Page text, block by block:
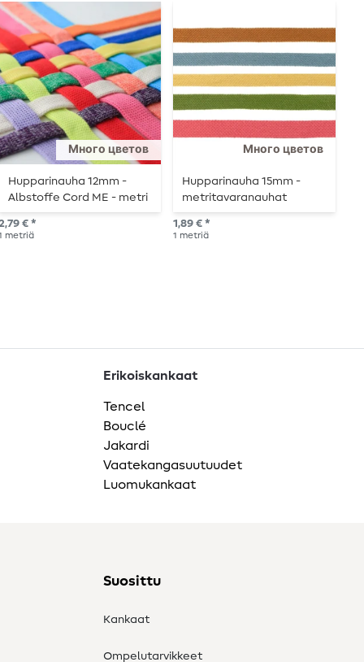
Много цветов
Hupparinauha 12mm -
Albstoffe Cord ME - metri
kerrallaan
€ *
metriä
Много цветов
Hupparinauha 15mm -
metritavaranauhat
1,89 € *
1 metriä
Erikoiskankaat
Tencel
Bouclé
Jakardi
Vaatekangasuutuudet
Luomukankaat
Suosittu
Kankaat
Ompelutarvikkeet